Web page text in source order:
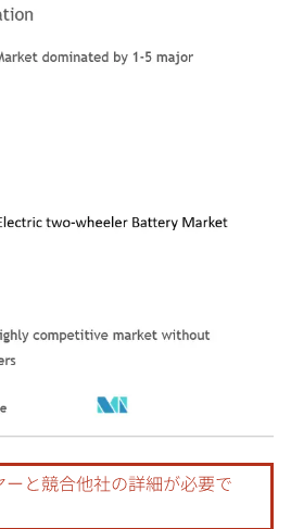
用にはCC BY 4.0の表示が必要です。